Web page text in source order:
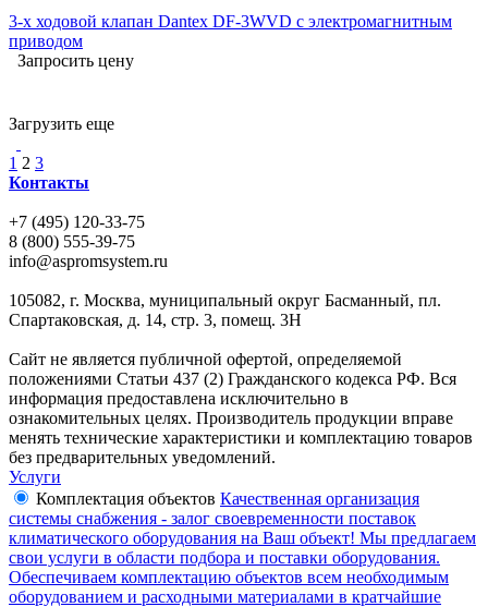
3-х ходовой клапан Dantex DF-3WVD с электромагнитным
приводом
Запросить цену
Загрузить еще
1 2 3
Контакты
+7 (495) 120-33-75
8 (800) 555-39-75
info@aspromsystem.ru
105082, г. Москва, муниципальный округ Басманный, пл.
Спартаковская, д. 14, стр. 3, помещ. 3Н
Сайт не является публичной офертой, определяемой
положениями Статьи 437 (2) Гражданского кодекса РФ. Вся
информация предоставлена исключительно в
ознакомительных целях. Производитель продукции вправе
менять технические характеристики и комплектацию товаров
без предварительных уведомлений.
Услуги
Комплектация объектов Качественная организация
системы снабжения - залог своевременности поставок
климатического оборудования на Ваш объект! Мы предлагаем
свои услуги в области подбора и поставки оборудования.
Обеспечиваем комплектацию объектов всем необходимым
оборудованием и расходными материалами в кратчайшие